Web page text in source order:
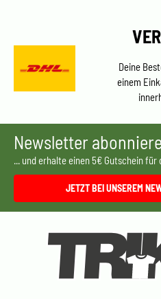
Deine
einem
Newsletter
... und erhalte einen 5€ Gutschein
JETZT BEI UNSEREM